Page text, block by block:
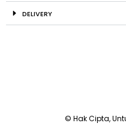
DELIVERY
© Hak Cipta,